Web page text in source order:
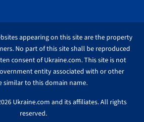
appearing on this site are the property
No part of this site shall be reproduced
consent of Ukraine.com. This site is not
entity associated with or other
similar to this domain name.
Ukraine.com and its affiliates. All rights
reserved.